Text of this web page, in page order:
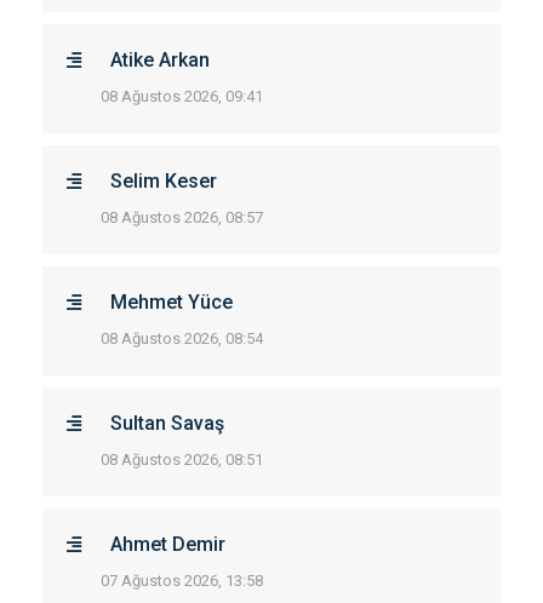
Atike Arkan
08 Ağustos 2026, 09:41
Selim Keser
08 Ağustos 2026, 08:57
Mehmet Yüce
08 Ağustos 2026, 08:54
Sultan Savaş
08 Ağustos 2026, 08:51
Ahmet Demir
07 Ağustos 2026, 13:58